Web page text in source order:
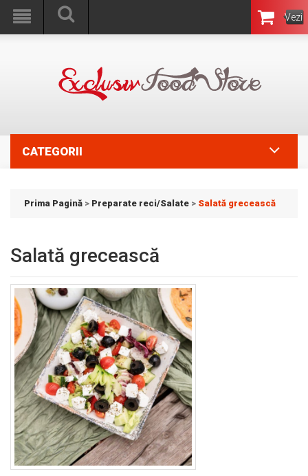
Vezi
Coşul
CATEGORII
Prima Pagină > Preparate reci/Salate > Salată grecească
Salată grecească